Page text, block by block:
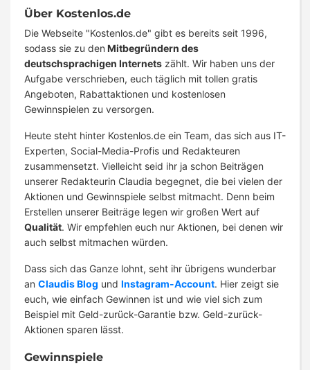
Über Kostenlos.de
Die Webseite "Kostenlos.de" gibt es bereits seit 1996,
sodass sie zu den Mitbegründern des
deutschsprachigen Internets zählt. Wir haben uns der
Aufgabe verschrieben, euch täglich mit tollen gratis
Angeboten, Rabattaktionen und kostenlosen
Gewinnspielen zu versorgen.
Heute steht hinter Kostenlos.de ein Team, das sich aus IT-
Experten, Social-Media-Profis und Redakteuren
zusammensetzt. Vielleicht seid ihr ja schon Beiträgen
unserer Redakteurin Claudia begegnet, die bei vielen der
Aktionen und Gewinnspiele selbst mitmacht. Denn beim
Erstellen unserer Beiträge legen wir großen Wert auf
Qualität. Wir empfehlen euch nur Aktionen, bei denen wir
auch selbst mitmachen würden.
Dass sich das Ganze lohnt, seht ihr übrigens wunderbar
an Claudis Blog und Instagram-Account. Hier zeigt sie
euch, wie einfach Gewinnen ist und wie viel sich zum
Beispiel mit Geld-zurück-Garantie bzw. Geld-zurück-
Aktionen sparen lässt.
Gewinnspiele